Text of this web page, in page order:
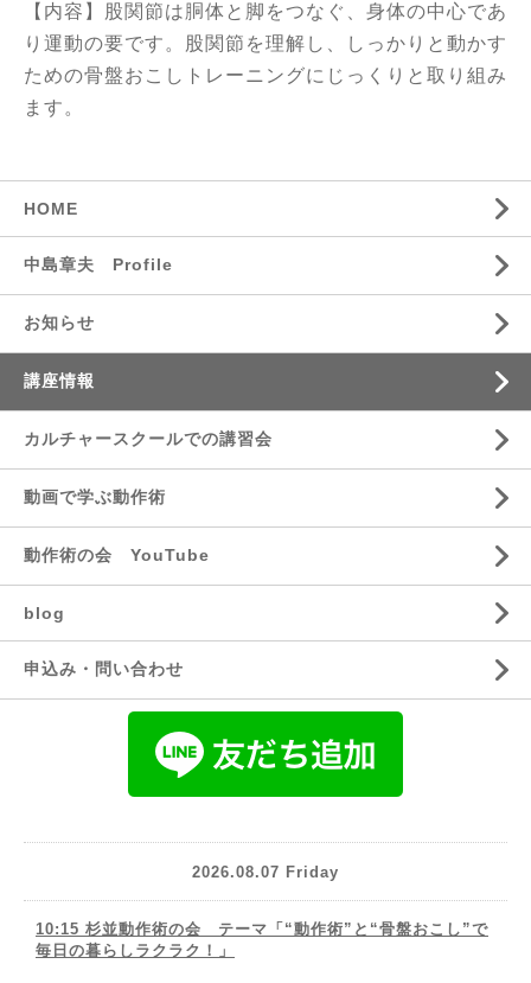
【内容】股関節は胴体と脚をつなぐ、身体の中心であ
り運動の要です。股関節を理解し、しっかりと動かす
ための骨盤おこしトレーニングにじっくりと取り組み
ます。
HOME
中島章夫 Profile
お知らせ
講座情報
カルチャースクールでの講習会
動画で学ぶ動作術
動作術の会 YouTube
blog
申込み・問い合わせ
2026.08.07 Friday
10:15 杉並動作術の会 テーマ「“動作術”と“骨盤おこし”で
毎日の暮らしラクラク！」